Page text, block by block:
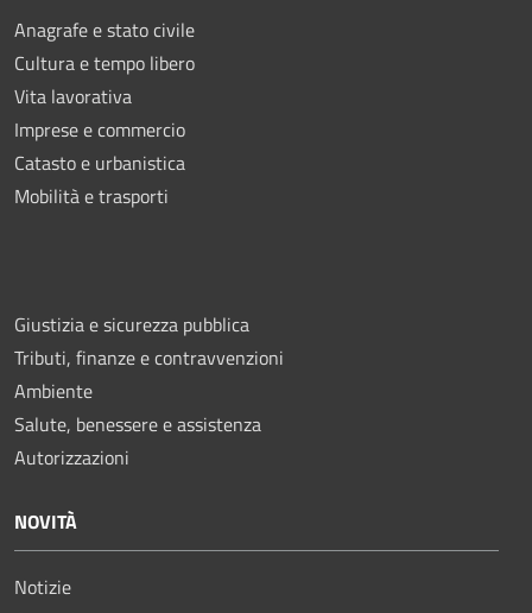
Anagrafe e stato civile
Cultura e tempo libero
Vita lavorativa
Imprese e commercio
Catasto e urbanistica
Mobilità e trasporti
Giustizia e sicurezza pubblica
Tributi, finanze e contravvenzioni
Ambiente
Salute, benessere e assistenza
Autorizzazioni
NOVITÀ
Notizie